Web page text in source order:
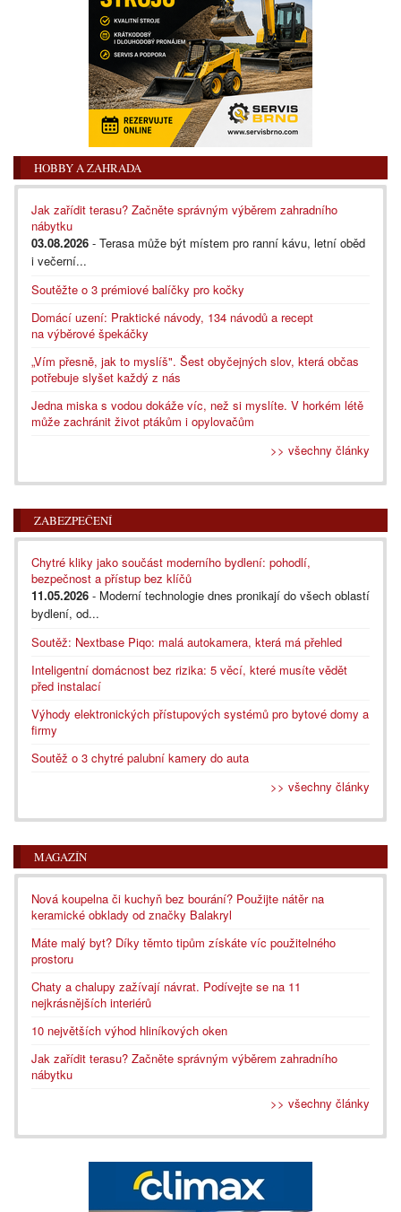
HOBBY A ZAHRADA
Jak zařídit terasu? Začněte správným výběrem zahradního
nábytku
03.08.2026 - Terasa může být místem pro ranní kávu, letní oběd
i večerní...
Soutěžte o 3 prémiové balíčky pro kočky
Domácí uzení: Praktické návody, 134 návodů a recept
na výběrové špekáčky
„Vím přesně, jak to myslíš". Šest obyčejných slov, která občas
potřebuje slyšet každý z nás
Jedna miska s vodou dokáže víc, než si myslíte. V horkém létě
může zachránit život ptákům i opylovačům
>> všechny články
ZABEZPEČENÍ
Chytré kliky jako součást moderního bydlení: pohodlí,
bezpečnost a přístup bez klíčů
11.05.2026 - Moderní technologie dnes pronikají do všech oblastí
bydlení, od...
Soutěž: Nextbase Piqo: malá autokamera, která má přehled
Inteligentní domácnost bez rizika: 5 věcí, které musíte vědět
před instalací
Výhody elektronických přístupových systémů pro bytové domy a
firmy
Soutěž o 3 chytré palubní kamery do auta
>> všechny články
MAGAZÍN
Nová koupelna či kuchyň bez bourání? Použijte nátěr na
keramické obklady od značky Balakryl
Máte malý byt? Díky těmto tipům získáte víc použitelného
prostoru
Chaty a chalupy zažívají návrat. Podívejte se na 11
nejkrásnějších interiérů
10 největších výhod hliníkových oken
Jak zařídit terasu? Začněte správným výběrem zahradního
nábytku
>> všechny články